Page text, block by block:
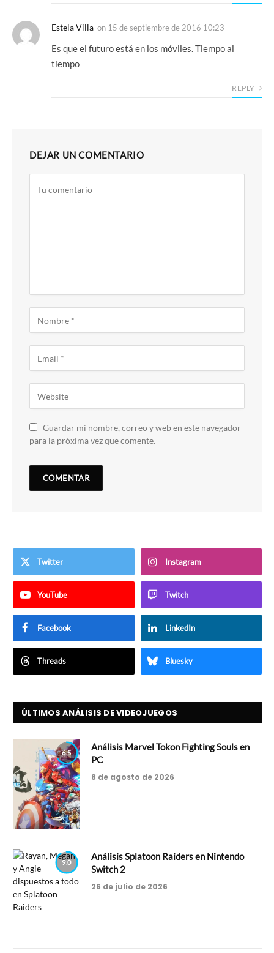
Estela Villa on 15 de septiembre de 2016 10:23
Es que el futuro está en los móviles. Tiempo al
tiempo
REPLY
DEJAR UN COMENTARIO
Guardar mi nombre, correo y web en este navegador
para la próxima vez que comente.
Twitter Instagram
YouTube Twitch
Facebook LinkedIn
Threads Bluesky
ÚLTIMOS ANÁLISIS DE VIDEOJUEGOS
6.5
Análisis Marvel Tokon Fighting Souls en
PC
8 de agosto de 2026
9.0
Análisis Splatoon Raiders en Nintendo
Switch 2
26 de julio de 2026